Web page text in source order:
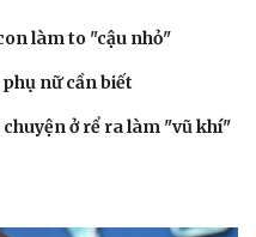
làm to "cậu nhỏ"
nữ cần biết
ở rể ra làm "vũ khí"